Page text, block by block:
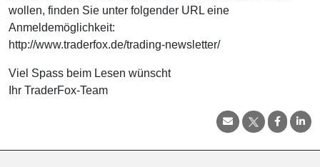
wollen, finden Sie unter folgender URL eine
Anmeldemöglichkeit:
http://www.traderfox.de/trading-newsletter/
Viel Spass beim Lesen wünscht
Ihr TraderFox-Team